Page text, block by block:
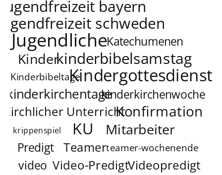
jugendfreizeit bayern
schweden
JugendlicheKatechumenen
Kinderkinderbibelsamstag
KinderbibeltageKindergottesdienst
kinderkirchentagekinderkirchenwoche
Kirchlicher UnterrichtKonfirmation
krippenspiel KU Mitarbeiter
Predigt Teamerteamer-wochenende
video Video-PredigtVideopredigt